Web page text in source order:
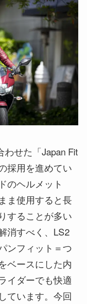
せた「Japan Fit
採用を進めてい
のヘルメット
ま使用すると長
することが多い
消すべく、LS2
ンフィット＝つ
ベースにした内
イダーでも快適
ています。今回